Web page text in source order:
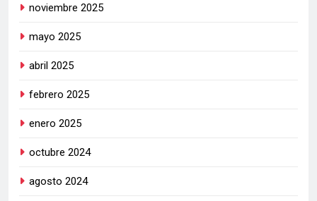
noviembre 2025
mayo 2025
abril 2025
febrero 2025
enero 2025
octubre 2024
agosto 2024